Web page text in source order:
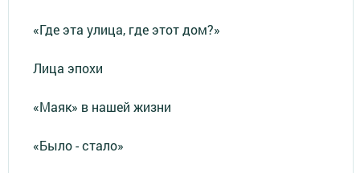
«Где эта улица, где этот дом?»
Лица эпохи
«Маяк» в нашей жизни
«Было - стало»